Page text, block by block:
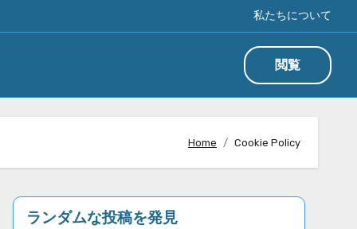
私たちについて
閲覧
Home Cookie Policy
ランダムな投稿を発見